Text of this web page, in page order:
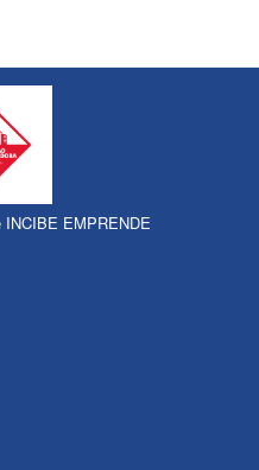
INCIBE EMPRENDE